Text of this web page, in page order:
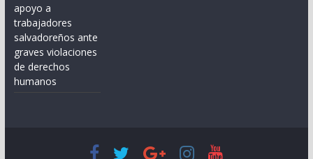
apoyo a
trabajadores
salvadoreños ante
graves violaciones
de derechos
humanos